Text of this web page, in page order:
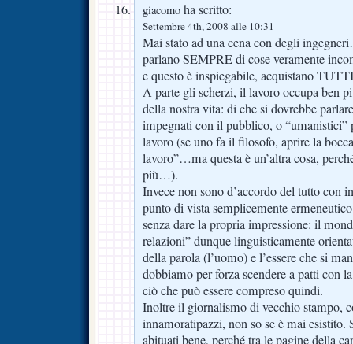
giacomo ha scritto:
Settembre 4th, 2008 alle 10:31
Mai stato ad una cena con degli
parlano SEMPRE di cose veramente
e questo è inspiegabile, acquistano
A parte gli scherzi, il lavoro occupa ben
della nostra vita: di che si dovrebbe
impegnati con il pubblico, o “umanistici”
lavoro (se uno fa il filosofo, aprire la
lavoro”…ma questa è un’altra cosa,
più…).
Invece non sono d’accordo del tutto con
punto di vista semplicemente
senza dare la propria impressione: il
relazioni” dunque linguisticamente
della parola (l’uomo) e l’essere che si
dobbiamo per forza scendere a patti con
ciò che può essere compreso quindi.
Inoltre il giornalismo di vecchio stampo,
innamoratipazzi, non so se è mai esistito.
abituati bene, perché tra le pagine della